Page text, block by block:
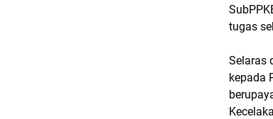
tugas
Selaras
kepada